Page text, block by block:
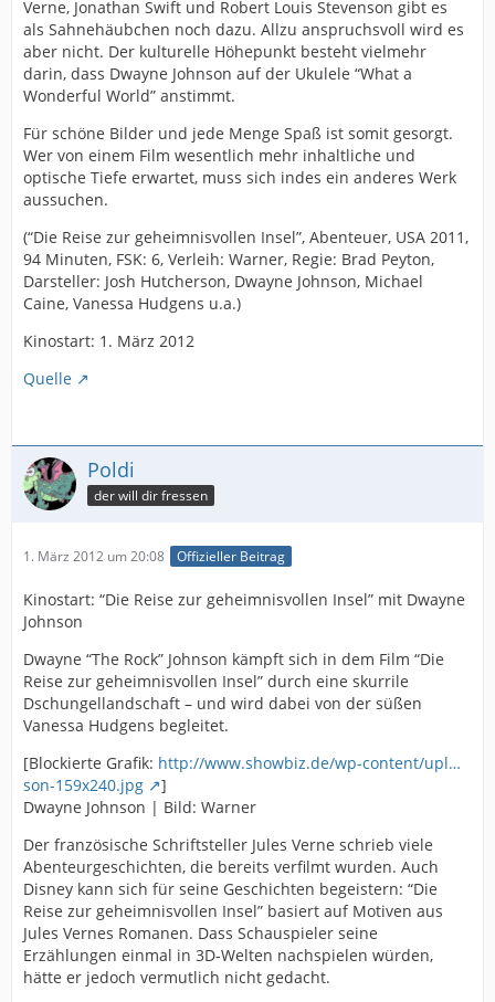
Verne, Jonathan Swift und Robert Louis Stevenson gibt es
als Sahnehäubchen noch dazu. Allzu anspruchsvoll wird es
aber nicht. Der kulturelle Höhepunkt besteht vielmehr
darin, dass Dwayne Johnson auf der Ukulele “What a
Wonderful World” anstimmt.
Für schöne Bilder und jede Menge Spaß ist somit gesorgt.
Wer von einem Film wesentlich mehr inhaltliche und
optische Tiefe erwartet, muss sich indes ein anderes Werk
aussuchen.
(“Die Reise zur geheimnisvollen Insel”, Abenteuer, USA 2011,
94 Minuten, FSK: 6, Verleih: Warner, Regie: Brad Peyton,
Darsteller: Josh Hutcherson, Dwayne Johnson, Michael
Caine, Vanessa Hudgens u.a.)
Kinostart: 1. März 2012
Quelle
Poldi
der will dir fressen
1. März 2012 um 20:08 Offizieller Beitrag
Kinostart: “Die Reise zur geheimnisvollen Insel” mit Dwayne
Johnson
Dwayne “The Rock” Johnson kämpft sich in dem Film “Die
Reise zur geheimnisvollen Insel” durch eine skurrile
Dschungellandschaft – und wird dabei von der süßen
Vanessa Hudgens begleitet.
[Blockierte Grafik: http://www.showbiz.de/wp-content/upl…
son-159x240.jpg
]
Dwayne Johnson | Bild: Warner
Der französische Schriftsteller Jules Verne schrieb viele
Abenteurgeschichten, die bereits verfilmt wurden. Auch
Disney kann sich für seine Geschichten begeistern: “Die
Reise zur geheimnisvollen Insel” basiert auf Motiven aus
Jules Vernes Romanen. Dass Schauspieler seine
Erzählungen einmal in 3D-Welten nachspielen würden,
hätte er jedoch vermutlich nicht gedacht.